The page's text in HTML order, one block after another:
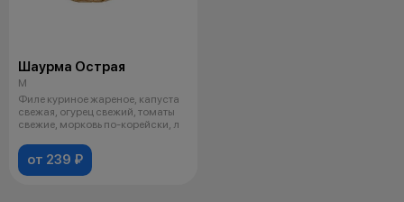
Шаурма Острая
M
Филе куриное жареное, капуста
свежая, огурец свежий, томаты
свежие, морковь по-корейски, л
от 239 ₽